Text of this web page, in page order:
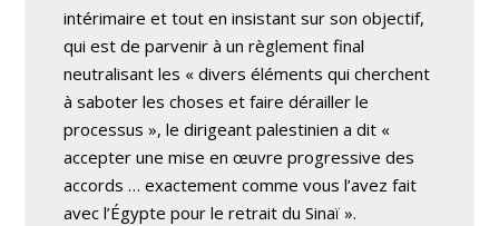
intérimaire et tout en insistant sur son objectif,
qui est de parvenir à un règlement final
neutralisant les « divers éléments qui cherchent
à saboter les choses et faire dérailler le
processus », le dirigeant palestinien a dit «
accepter une mise en œuvre progressive des
accords … exactement comme vous l’avez fait
avec l’Égypte pour le retrait du Sinaï ».